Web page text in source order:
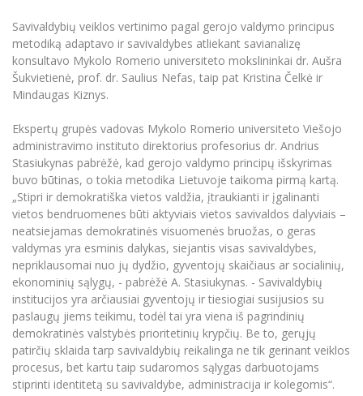
MRU pop vokalinis ansamblis (vadovas Artūras
Novikas)
MRU merginų choras
kompetencijų vertinimas ir pripažinimas
Studijų organizavimas
Kitos galimybės
Azijos centras
Vilniaus Karaliaus Sedžiongo institutas
Mokslo laboratorijos
Žmogaus, aplinkos ir technologijų (HET)
Doktorantūra
Projektai
Akademinė leidyba
Mokymų LAB
Mokslo naujienos
Kasmetiniai mokslo renginiai
Veiklos dokumentai
Akademinė etika
Darbas MRU
Universiteto simbolika
Atributika
Naujienos
Tarptautiškumas
Studentams
Studentams
Darbuotojams
Partnerystės
Azijos centras
Darbuotojams
Partnerystės
Azijos centras
Vilniaus Karaliaus Sedžiongo institutas
Darnus vystymasis
Privatumo politika
Negalia ir individualieji poreikiai
Viešai skelbiama informacija
Sūduvos akademija
Tinklalaidės
Bakalauro studijos
Magistrantūros studijos
Vadovų MBA
Teisės LL.M.
Papildomosios studijos
Pedagogų rengimas
Doktorantūros studijos
Profesinės bakalauro studijos
Personalo valdymo centras
Privačių interesų deklaravimas
Informacija naujiems darbuotojams
Studijų Moodle (studijų vykdymui)
Darbuotojų Moodle (kompetencijų tobulinimui)
Studijų tvarkaraštis
Informacinė sistema "Studijos"
Savivaldybių veiklos vertinimo pagal gerojo valdymo principus
metodiką adaptavo ir savivaldybes atliekant savianalizę
konsultavo Mykolo Romerio universiteto mokslininkai dr. Aušra
Šukvietienė, prof. dr. Saulius Nefas, taip pat Kristina Čelkė ir
Mindaugas Kiznys.
Ekspertų grupės vadovas Mykolo Romerio universiteto Viešojo
administravimo instituto direktorius profesorius dr. Andrius
Stasiukynas pabrėžė, kad gerojo valdymo principų išskyrimas
buvo būtinas, o tokia metodika Lietuvoje taikoma pirmą kartą.
„Stipri ir demokratiška vietos valdžia, įtraukianti ir įgalinanti
vietos bendruomenes būti aktyviais vietos savivaldos dalyviais –
neatsiejamas demokratinės visuomenės bruožas, o geras
valdymas yra esminis dalykas, siejantis visas savivaldybes,
nepriklausomai nuo jų dydžio, gyventojų skaičiaus ar socialinių,
ekonominių sąlygų, - pabrėžė A. Stasiukynas. - Savivaldybių
institucijos yra arčiausiai gyventojų ir tiesiogiai susijusios su
paslaugų jiems teikimu, todėl tai yra viena iš pagrindinių
demokratinės valstybės prioritetinių krypčių. Be to, gerųjų
patirčių sklaida tarp savivaldybių reikalinga ne tik gerinant veiklos
procesus, bet kartu taip sudaromos sąlygas darbuotojams
stiprinti identitetą su savivaldybe, administracija ir kolegomis“.